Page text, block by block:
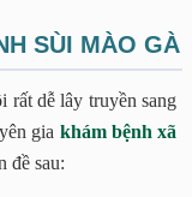
SÙI MÀO GÀ
rất dễ lây truyền sang
gia khám bệnh xã
đề sau: